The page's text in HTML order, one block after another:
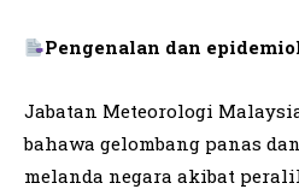
Pengenalan dan
Jabatan Meteorologi
bahawa gelombang panas
melanda negara akibat